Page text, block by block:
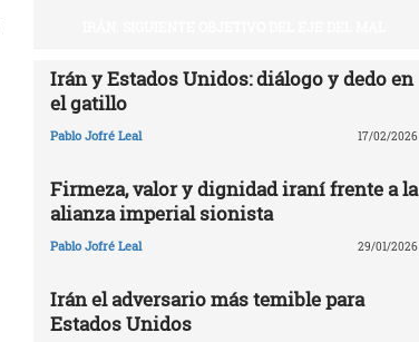
Irán y Estados Unidos: diálogo y dedo en
el gatillo
Pablo Jofré Leal 17/02/2026
Firmeza, valor y dignidad iraní frente a la
alianza imperial sionista
Pablo Jofré Leal 29/01/2026
Irán el adversario más temible para
Estados Unidos